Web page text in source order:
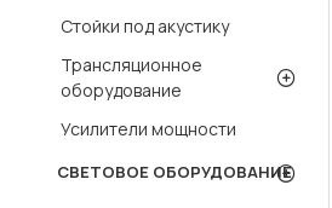
Стойки под акустику
Трансляционное
оборудование
Усилители мощности
СВЕТОВОЕ ОБОРУДОВАНИЕ